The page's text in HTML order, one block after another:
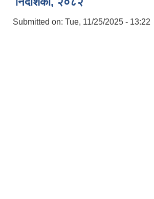
Submitted on: Tue, 11/25/2025 - 13:22